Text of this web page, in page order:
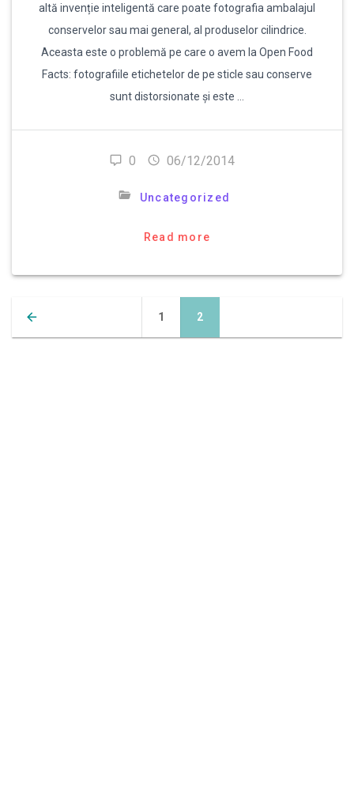
altă invenție inteligentă care poate fotografia ambalajul
conservelor sau mai general, al produselor cilindrice.
Aceasta este o problemă pe care o avem la Open Food
Facts: fotografiile etichetelor de pe sticle sau conserve
sunt distorsionate și este …
0 06/12/2014
Uncategorized
Read more
Posts
navigation
Page
1 Page
2